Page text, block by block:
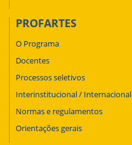
PROFARTES
O Programa
Docentes
Processos seletivos
Interinstitucional / Internacional
Normas e regulamentos
Orientações gerais